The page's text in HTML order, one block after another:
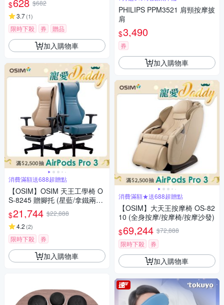
$628 $682
3.7(1)
限時下殺 券 贈品
加入購物車
消費滿額送688超贈點
【OSIM】OSIM 天王工學椅 O
S-8245 贈腳托 (星藍/拿鐵兩色)
按摩椅/人體工學按摩椅/工學椅/
電腦椅/辦公椅/電競椅
$21,744 $22,888
4.2 (2)
限時下殺 券
加入購物車
PHILIPS PPM3521 肩頸按摩披
肩
$3,490
券
加入購物車
消費滿額★送688超贈點
【OSIM】大天王按摩椅 OS-82
10 (全身按摩/按摩椅/按摩沙發)
$69,244 $72,888
限時下殺
券
加入購物車